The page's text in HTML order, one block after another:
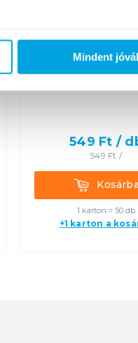
Mindent
Alufix
549 Ft /
549 Ft /
KosárbaKosárba
1 karton = 50 db
+1 karton a